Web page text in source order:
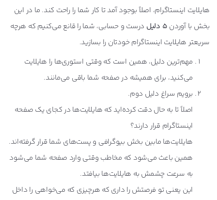
هایلایت اینستاگرام، اصلاً بوجود آمد تا کار شما را راحت کند. ما در این
بخش با آوردن 5 دلیل
درست و حسابی، شما را قانع می‌کنیم که هرچه
سریعتر هایلایت اینستاگرام خودتان را بسازید.
مهم‌ترین دلیل، همین است که وقتی استوری‌ها را هایلایت
می‌کنید، برای همیشه در صفحه شما باقی می‌مانند.
برویم سراغ دلیل دوم.
اصلاً تا به حال دقت کرده‌اید که هایلایت‌ها در کجای یک صفحه
اینستاگرام قرار دارند؟
هایلایت‌ها مابین بخش بیوگرافی و پست‌های شما قرار گرفته‌اند.
همین باعث می‌شود که مخاطب وقتی وارد صفحه شما می‌شود
به سرعت چشمش به هایلایت‌ها بیافتد.
این یعنی تو فرصتش را داری که هرچیزی که می‌خواهی را داخل